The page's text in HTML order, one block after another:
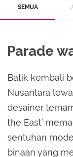
SEMUA
Parade
Batik kembali
Nusantara
desainer
the East’
sentuhan
binaan yang